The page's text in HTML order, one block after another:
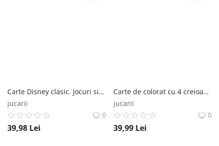
Carte Disney clasic. Jocuri si activitati cu autocolante Editura Litera
jucarii
0
39,98 Lei
Carte de colorat cu 4 creioane cerate. Disney Marvel. Paienjenelul si prietenii lui uimitori Editura Litera
jucarii
0
39,99 Lei